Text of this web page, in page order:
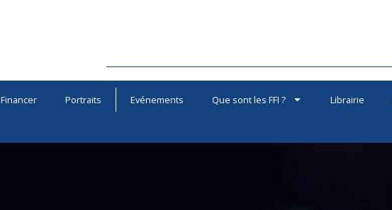
Financer Portraits Evénements Que sont les FFI ? Librairie